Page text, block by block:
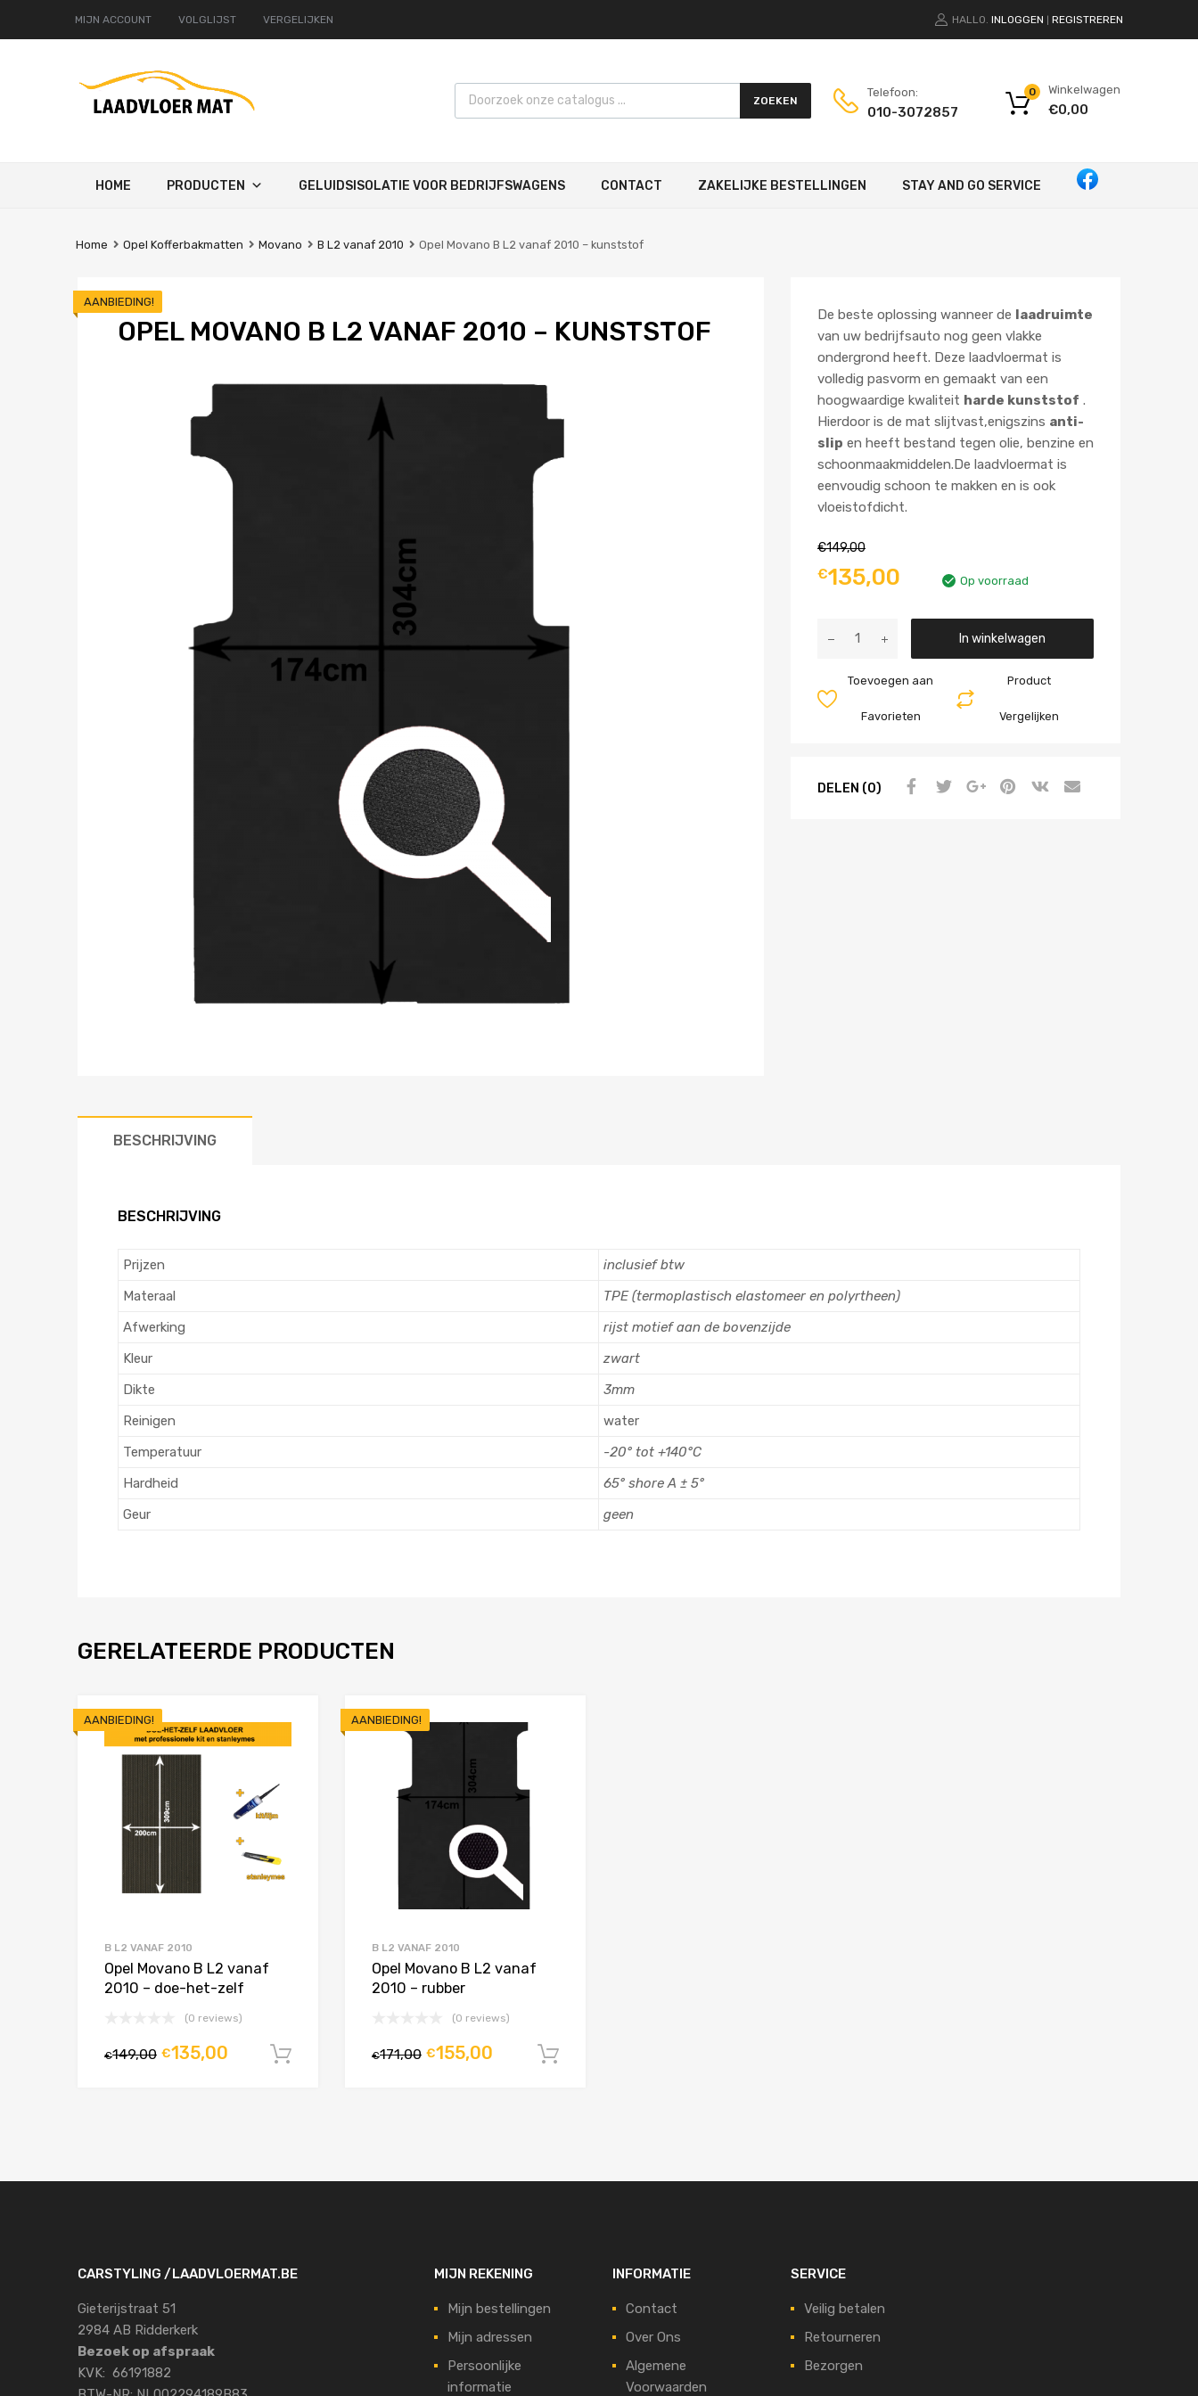
MIJN ACCOUNT VOLGLIJST VERGELIJKEN HALLO. INLOGGEN REGISTREREN
Products search ZOEKEN
Telefoon:
010-3072857
Winkelwagen
€0,00
0
HOME PRODUCTEN GELUIDSISOLATIE VOOR BEDRIJFSWAGENS CONTACT ZAKELIJKE BESTELLINGEN STAY AND GO SERVICE
Home Opel Kofferbakmatten Movano B L2 vanaf 2010 Opel Movano B L2 vanaf 2010 – kunststof
OPEL MOVANO B L2 VANAF 2010 – KUNSTSTOF
AANBIEDING!
De beste oplossing wanneer de laadruimte
van uw bedrijfsauto nog geen vlakke
ondergrond heeft. Deze laadvloermat is
volledig pasvorm en gemaakt van een
hoogwaardige kwaliteit harde kunststof .
Hierdoor is de mat slijtvast,enigszins anti-
slip en heeft bestand tegen olie, benzine en
schoonmaakmiddelen.De laadvloermat is
eenvoudig schoon te makken en is ook
vloeistofdicht.
€149,00
€135,00 Op voorraad
In winkelwagen
Product
Vergelijken
Toevoegen aan
Favorieten
DELEN (0)
BESCHRIJVING
BESCHRIJVING
Prijzen
inclusief btw
Materaal
TPE (termoplastisch elastomeer en polyrtheen)
Afwerking
rijst motief aan de bovenzijde
Kleur
zwart
Dikte
3mm
Reinigen
water
Temperatuur
-20° tot +140°C
Hardheid
65° shore A ± 5°
Geur
geen
GERELATEERDE PRODUCTEN
AANBIEDING!
Toevoegen aan Favorieten
B L2 VANAF 2010
Opel Movano B L2 vanaf
2010 – doe-het-zelf
(0 reviews)
€149,00 €135,00 In winkelwagen
AANBIEDING!
B L2 VANAF 2010
Opel Movano B L2 vanaf
2010 – rubber
(0 reviews)
€171,00 €155,00
CARSTYLING /LAADVLOERMAT.BE
Gieterijstraat 51
2984 AB Ridderkerk
Bezoek op afspraak
KVK: 66191882
MIJN REKENING
Mijn bestellingen
Mijn adressen
Persoonlijke
informatie
INFORMATIE
Contact
Over Ons
Algemene
Voorwaarden
SERVICE
Veilig betalen
Retourneren
Bezorgen